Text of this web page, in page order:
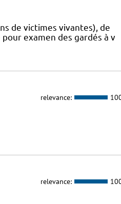
de victimes vivantes), de
examen des gardés à v
relevance:
relevance: